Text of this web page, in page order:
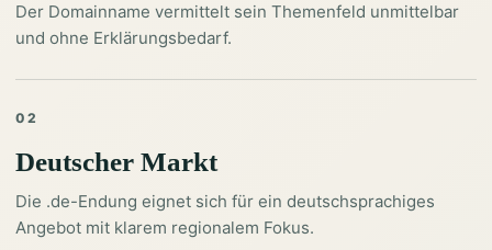
Der Domainname vermittelt sein Themenfeld unmittelbar
und ohne Erklärungsbedarf.
02
Deutscher Markt
Die .de-Endung eignet sich für ein deutschsprachiges
Angebot mit klarem regionalem Fokus.